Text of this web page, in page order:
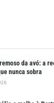
da avó: a
nunca sobra